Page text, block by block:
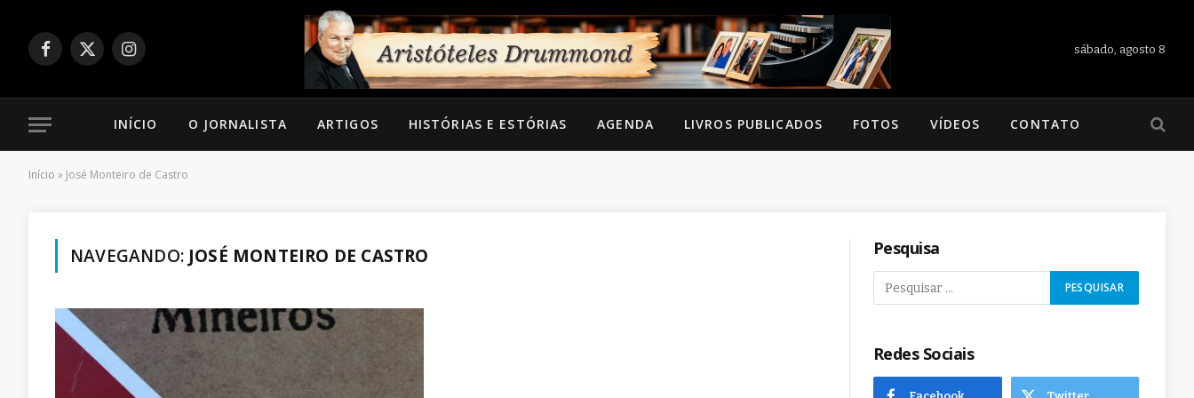
Facebook
X
Instagram
sábado, agosto 8
INÍCIO O JORNALISTA ARTIGOS HISTÓRIAS E ESTÓRIAS AGENDA LIVROS PUBLICADOS FOTOS VÍDEOS CONTATO
Início » José Monteiro de Castro
NAVEGANDO: JOSÉ MONTEIRO DE CASTRO Pesquisa
Redes Sociais